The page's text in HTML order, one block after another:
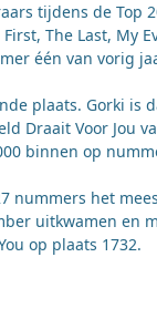
tijdens de Top
The Last, My
één van vorig
plaats. Gorki is
Draait Voor Jou
binnen op
nummers het
uitkwamen en
op plaats 1732.